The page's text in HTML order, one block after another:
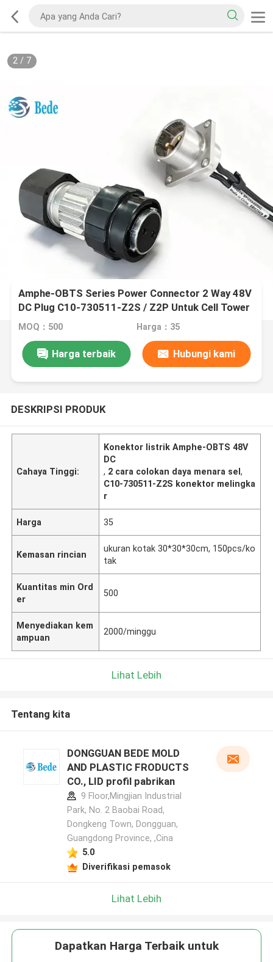
2/ 7
Amphe-OBTS Series Power Connector 2 Way 48V
DC Plug C10-730511-Z2S / Z2P Untuk Cell Tower
MOQ：500 Harga：35
Harga terbaik Hubungi kami
DESKRIPSI PRODUK
Cahaya Tinggi:
Konektor listrik Amphe-OBTS 48V
DC
, 2 cara colokan daya menara sel,
C10-730511-Z2S konektor melingka
r
Harga 35
Kemasan rincian
ukuran kotak 30*30*30cm, 150pcs/ko
tak
Kuantitas min Ord
er
500
Menyediakan kem
ampuan
2000/minggu
Lihat Lebih
Tentang kita
DONGGUAN BEDE MOLD
AND PLASTIC FRODUCTS
CO., LID profil pabrikan
9 Floor,Mingjian Industrial
Park, No. 2 Baobai Road,
Dongkeng Town, Dongguan,
Guangdong Province, ,Cina
5.0
Diverifikasi pemasok
Lihat Lebih
Dapatkan Harga Terbaik untuk